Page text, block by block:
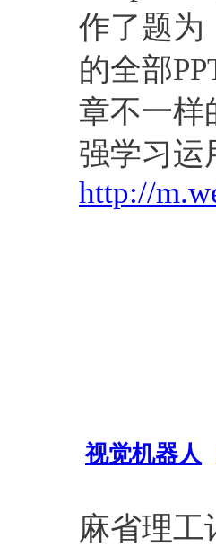
作了题为
的全部
章不一样
强学习
http://
视觉机器人
麻省理工